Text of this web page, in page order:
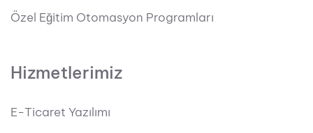
Özel Eğitim Otomasyon Programları
Hizmetlerimiz
E-Ticaret Yazılımı